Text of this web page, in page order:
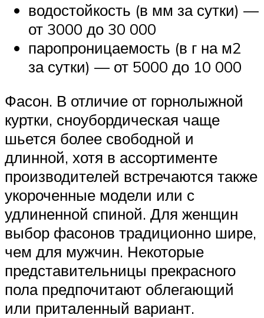
водостойкость (в мм за сутки) —
от 3000 до 30 000
паропроницаемость (в г на м2
за сутки) — от 5000 до 10 000
Фасон. В отличие от горнолыжной
куртки, сноубордическая чаще
шьется более свободной и
длинной, хотя в ассортименте
производителей встречаются также
укороченные модели или с
удлиненной спиной. Для женщин
выбор фасонов традиционно шире,
чем для мужчин. Некоторые
представительницы прекрасного
пола предпочитают облегающий
или приталенный вариант.